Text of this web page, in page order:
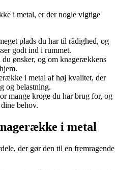
i metal, er der nogle vigtige
plads du har til rådighed, og
godt ind i rummet.
ønsker, og om knagerækkens
i metal af høj kvalitet, der
og belastning.
mange kroge du har brug for, og
behov.
i metal
der gør den til en fremragende